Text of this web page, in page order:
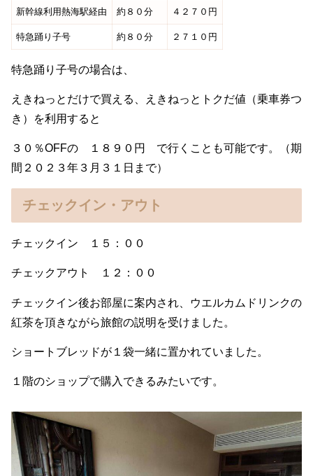
新幹線利用熱海駅経由 約８０分 ４２７０円
特急踊り子号 約８０分 ２７１０円
特急踊り子号の場合は、
えきねっとだけで買える、えきねっとトクだ値（乗車券つ
き）を利用すると
３０％OFFの １８９０円 で行くことも可能です。（期
間２０２３年３月３１日まで）
チェックイン・アウト
チェックイン １５：００
チェックアウト １２：００
チェックイン後お部屋に案内され、ウエルカムドリンクの
紅茶を頂きながら旅館の説明を受けました。
ショートブレッドが１袋一緒に置かれていました。
１階のショップで購入できるみたいです。